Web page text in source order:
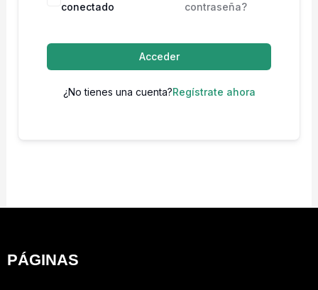
conectado
contraseña?
Acceder
¿No tienes una cuenta?Regístrate ahora
PÁGINAS